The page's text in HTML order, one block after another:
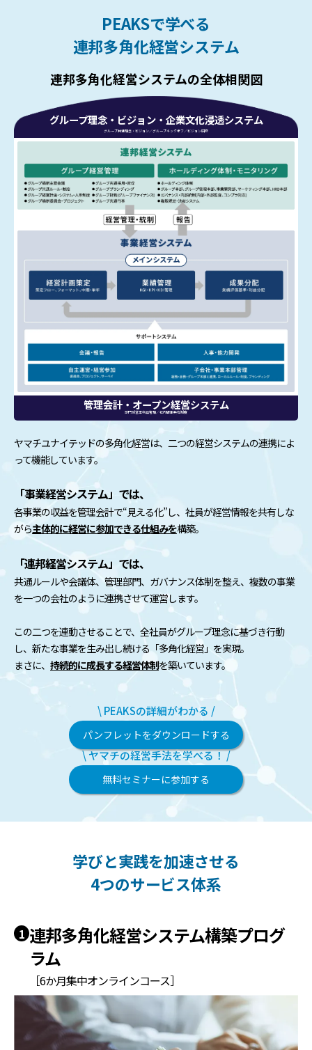
PEAKSで学べる
連邦多角化経営システム
連邦多角化経営システムの全体相関図
グループ理念・ビジョン・企業文化浸透システム
グループ共通理念・ビジョン／グループキックオフ／ビジョン研修
管理会計・オープン経営システム
部門別営業利益管理／社内情報共有制度
ヤマチユナイテッドの多角化経営は、二つの経営システムの連携によ
って機能しています。
「事業経営システム」では、
各事業の収益を管理会計で“見える化”し、社員が経営情報を共有しな
がら主体的に経営に参加できる仕組みを構築。
「連邦経営システム」では、
共通ルールや会議体、管理部門、ガバナンス体制を整え、複数の事業
を一つの会社のように連携させて運営します。
この二つを連動させることで、全社員がグループ理念に基づき行動
し、新たな事業を生み出し続ける「多角化経営」を実現。
まさに、 持続的に成長する経営体制を築いています。
\ PEAKSの詳細がわかる /
パンフレットをダウンロードする
\ ヤマチの経営手法を学べる！ /
無料セミナーに参加する
学びと実践を加速させる
4つのサービス体系
1 連邦多角化経営システム構築プログ
ラム
［6か月集中オンラインコース］